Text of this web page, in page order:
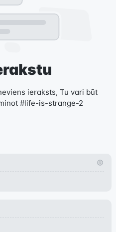
ieraksts, Tu vari būt
#life-is-strange-2